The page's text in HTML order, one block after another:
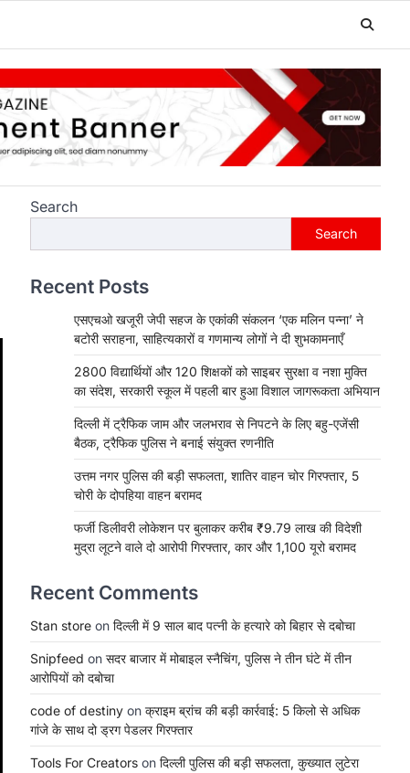
Search
Search
Recent Posts
एसएचओ खजूरी जेपी सहज के एकांकी संकलन ‘एक मलिन पन्ना’ ने
बटोरी सराहना, साहित्यकारों व गणमान्य लोगों ने दी शुभकामनाएँ
2800 विद्यार्थियों और 120 शिक्षकों को साइबर सुरक्षा व नशा मुक्ति
का संदेश, सरकारी स्कूल में पहली बार हुआ विशाल जागरूकता अभियान
दिल्ली में ट्रैफिक जाम और जलभराव से निपटने के लिए बहु-एजेंसी
बैठक, ट्रैफिक पुलिस ने बनाई संयुक्त रणनीति
उत्तम नगर पुलिस की बड़ी सफलता, शातिर वाहन चोर गिरफ्तार, 5
चोरी के दोपहिया वाहन बरामद
फर्जी डिलीवरी लोकेशन पर बुलाकर करीब ₹9.79 लाख की विदेशी
मुद्रा लूटने वाले दो आरोपी गिरफ्तार, कार और 1,100 यूरो बरामद
Recent Comments
Stan store on दिल्ली में 9 साल बाद पत्नी के हत्यारे को बिहार से दबोचा
Snipfeed on सदर बाजार में मोबाइल स्नैचिंग, पुलिस ने तीन घंटे में तीन
आरोपियों को दबोचा
code of destiny on क्राइम ब्रांच की बड़ी कार्रवाई: 5 किलो से अधिक
गांजे के साथ दो ड्रग पेडलर गिरफ्तार
Tools For Creators on दिल्ली पुलिस की बड़ी सफलता, कुख्यात लुटेरा